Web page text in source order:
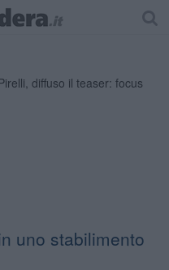
uno stabilimento